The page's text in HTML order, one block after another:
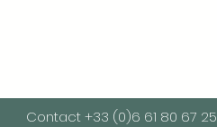
Contact +33 (0)6 61 80 67 25